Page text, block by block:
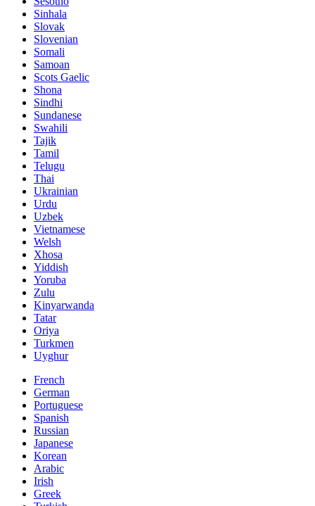
Sinhala
Slovak
Slovenian
Somali
Samoan
Scots Gaelic
Shona
Sindhi
Sundanese
Swahili
Tajik
Tamil
Telugu
Thai
Ukrainian
Urdu
Uzbek
Vietnamese
Welsh
Xhosa
Yiddish
Yoruba
Zulu
Kinyarwanda
Tatar
Oriya
Turkmen
Uyghur
French
German
Portuguese
Spanish
Russian
Japanese
Korean
Arabic
Irish
Greek